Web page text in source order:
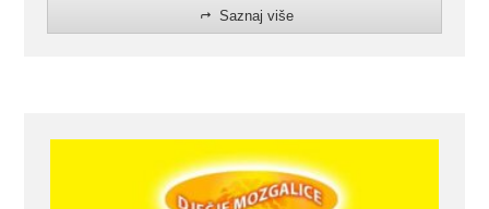
Saznaj više